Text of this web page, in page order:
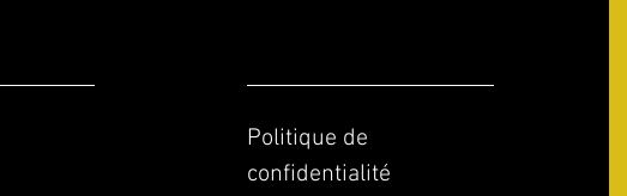
Politique de
confidentialité